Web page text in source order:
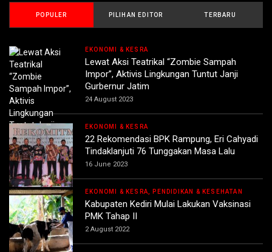
POPULER PILIHAN EDITOR TERBARU
EKONOMI & KESRA
Lewat Aksi Teatrikal “Zombie Sampah
Impor”, Aktivis Lingkungan Tuntut Janji
Gurbernur Jatim
24 August 2023
EKONOMI & KESRA
22 Rekomendasi BPK Rampung, Eri Cahyadi
Tindaklanjuti 76 Tunggakan Masa Lalu
16 June 2023
EKONOMI & KESRA, PENDIDIKAN & KESEHATAN
Kabupaten Kediri Mulai Lakukan Vaksinasi
PMK Tahap II
2 August 2022